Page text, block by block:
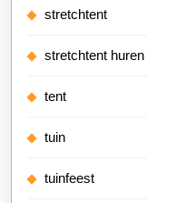
stretchtent
stretchtent huren
tent
tuin
tuinfeest